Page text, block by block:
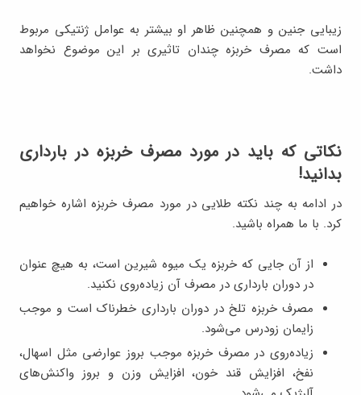
زیبایی جنین و همچنین ظاهر او بیشتر به عوامل ژنتیکی مربوط
است که مصرف خربزه چندان تاثیری بر این موضوع نخواهد
داشت.
نکاتی که باید در مورد مصرف خربزه در بارداری
بدانید!
در ادامه به چند نکته طلایی در مورد مصرف خربزه اشاره خواهیم
کرد. با ما همراه باشید.
از آن جایی که خربزه یک میوه شیرین است، به هیچ عنوان
در دوران بارداری در مصرف آن زیاده‌روی نکنید.
مصرف خربزه تلخ در دوران بارداری خطرناک است و موجب
زایمان زودرس می‌شود.
زیاده‌روی در مصرف خربزه موجب بروز عوارضی مثل اسهال،
نفخ، افزایش قند خون، افزایش وزن و بروز واکنش‌های